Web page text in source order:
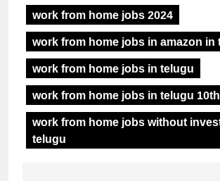
work from home jobs 2024
work from home jobs in amazon in
work from home jobs in telugu
work from home jobs in telugu
work from home jobs without
telugu